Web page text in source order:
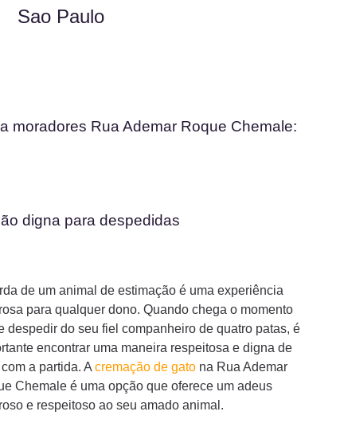
Sao Paulo
moradores Rua Ademar Roque Chemale:
digna para despedidas
de um animal de estimação é uma experiência
para qualquer dono. Quando chega o momento
despedir do seu fiel companheiro de quatro patas, é
encontrar uma maneira respeitosa e digna de
com a partida. A cremação de gatona Rua Ademar
Chemale é uma opção que oferece um adeus
e respeitoso ao seu amado animal.